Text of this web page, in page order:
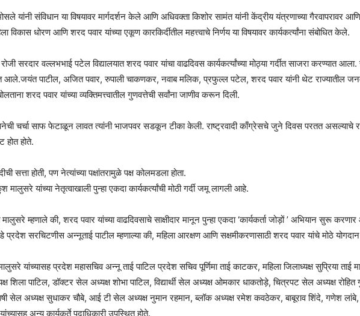
यांनी संविधान या विषयावर मार्गदर्शन केले आणि अधिवक्ता किशोर सामंत यांनी केंद्रीय यंत्रणाच्या गैरवापरावर
विकास धोरण आणि शरद पवार यांच्या एकूण कारकिर्दीतील महत्त्वाचे निर्णय या विषयावर कार्यकर्त्यांना संबोधित केले.
सरदार वल्लभभाई पटेल विद्यालयात शरद पवार यांचा वाढदिवस कार्यकर्त्यांच्या मोठ्या गर्दीत साजरा करण्यात
आले.जयंत पाटील, अजित पवार, रुपाली चाकणकर, नवाब मलिक, प्रफुल्ल पटेल, शरद पवार यांनी थेट राज्यातील
शरद पवार यांच्या व्यक्तिमत्त्वातील गुणवत्तेची सर्वांना जाणीव करून दिली.
चर्चा साफ फेटाळून लावत त्यांनी भाजपवर सडकून टीका केली. राष्ट्रवादी काँग्रेसचे जुने दिवस परतत असल्याचे
होत होते.
सत्ता होती, पण नेत्यांच्या पक्षांतरामुळे पक्ष कोलमडला होता.
मालुसरे यांच्या नेतृत्वाखाली पुन्हा एकदा कार्यकर्त्यांची मोठी गर्दी जमू लागली आहे.
मालुसरे म्हणाले की, शरद पवार यांच्या वाढदिवसाचे साक्षीदार मानून पुन्हा एकदा ‘कार्यकर्ता जोड़ों ’ अभियान सुरू
प्रदेश सरचिटणीस अन्नूताई पाटील म्हणाल्या की, महिला आरक्षण आणि सक्षमीकरणासाठी शरद पवार यांचे मोठे
यांच्यासह प्रदेश महासचिव अन्नू ताई पाटिल प्रदेश सचिव पूर्णिमा ताई काटकर, महिला जिलाध्यक्ष सुप्रिया ताई
शिला पाटिल, डॉक्टर सेल अध्यक्ष शोभा पाटिल, विद्यार्थी सेल अध्यक्ष ओमकार धाकतोड़े, चित्रपट सेल अध्यक्ष
सेल अध्यक्ष सुधाकर चौबे, आई टी सेल अध्यक्ष नुमान रहमान, ब्लॉक अध्यक्ष रमेश कवठेकर, बाबूराव शिंदे, गणेश लांबे,
अन्य कार्यकर्ते पदाधिकारी उपस्थित होते.